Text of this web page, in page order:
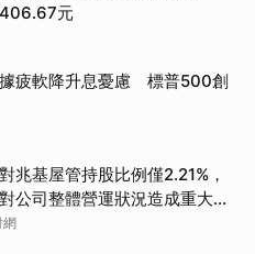
元
疲軟降升息憂慮 標普500創
兆基屋管持股比例僅2.21%，
公司整體營運狀況造成重大影
網